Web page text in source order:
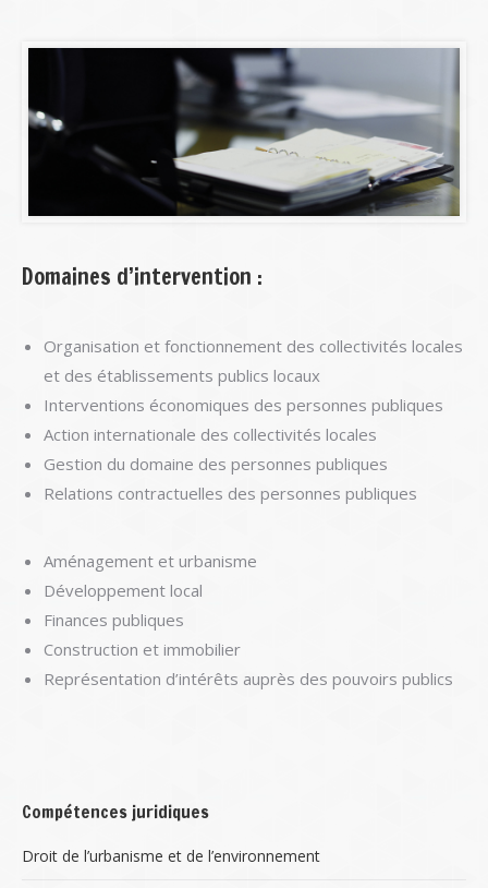
Domaines d’intervention :
Organisation et fonctionnement des collectivités locales
et des établissements publics locaux
Interventions économiques des personnes publiques
Action internationale des collectivités locales
Gestion du domaine des personnes publiques
Relations contractuelles des personnes publiques
Aménagement et urbanisme
Développement local
Finances publiques
Construction et immobilier
Représentation d’intérêts auprès des pouvoirs publics
Compétences juridiques
Droit de l’urbanisme et de l’environnement